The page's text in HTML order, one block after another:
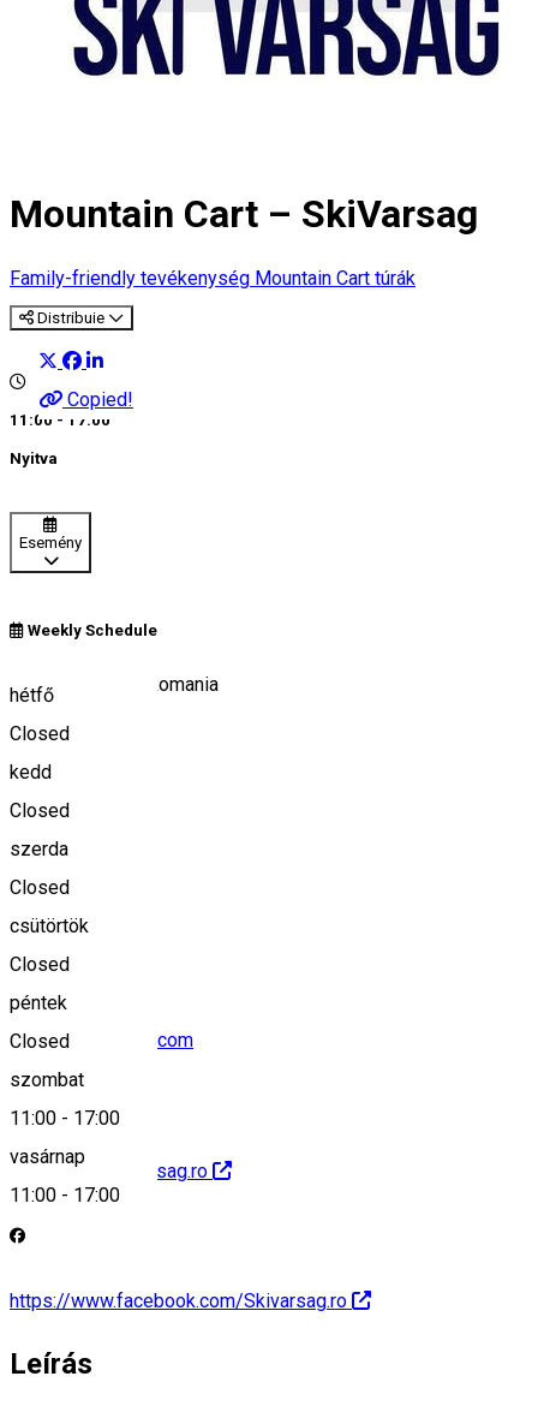
Mountain Cart – SkiVarsag
Family-friendly tevékenység Mountain Cart túrák
Distribuie
Copied!
11:00 - 17:00
Nyitva
Esemény
Weekly Schedule
hétfő
Closed
kedd
Closed
szerda
Closed
csütörtök
Closed
péntek
Closed
szombat
11:00 - 17:00
vasárnap
11:00 - 17:00
Vărșag 537350, Romania
Keresd térképen
skivarsag@gmail.com
http://www.skivarsag.ro
https://www.facebook.com/Skivarsag.ro
Leírás